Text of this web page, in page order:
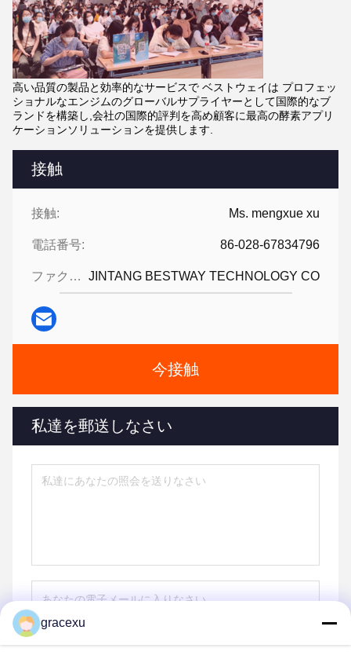
接触
接触: Ms. mengxue xu
電話番号: 86-028-67834796
ファクシミリ: JINTANG BESTWAY TECHNOLOGY CO
今接触
私達を郵送しなさい
高い品質の製品と効率的なサービスで ベストウェイは プロフェッ
ショナルなエンジムのグローバルサプライヤーとして国際的なブ
ランドを構築し,会社の国際的評判を高め顧客に最高の酵素アプリ
ケーションソリューションを提供します.
gracexu